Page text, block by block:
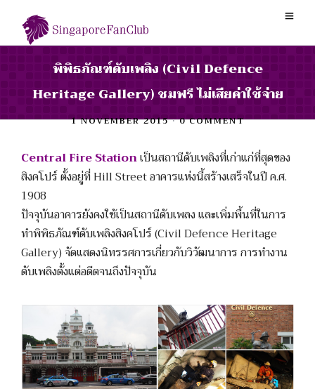
พิพิธภัณฑ์ดับเพลิง (Civil Defence
Heritage Gallery) ชมฟรี ไม่เสียค่าใช้จ่าย
1 NOVEMBER 2015 •0 COMMENT
Central Fire Stationเป็นสถานีดับเพลิงที่เก่าแก่ที่สุดของ
สิงคโปร์ ตั้งอยู่ที่ Hill Street อาคารแห่งนี้สร้างเสร็จในปี ค.ศ.
1908
ปัจจุบันอาคารยังคงใช้เป็นสถานีดับเพลง และเพิ่มพื้นที่ในการ
ทำพิพิธภัณฑ์ดับเพลิงสิงคโปร์ (Civil Defence Heritage
Gallery) จัดแสดงนิทรรศการเกี่ยวกับวิวัฒนาการ การทำงาน
ดับเพลิงตั้งแต่อดีตจนถึงปัจจุบัน